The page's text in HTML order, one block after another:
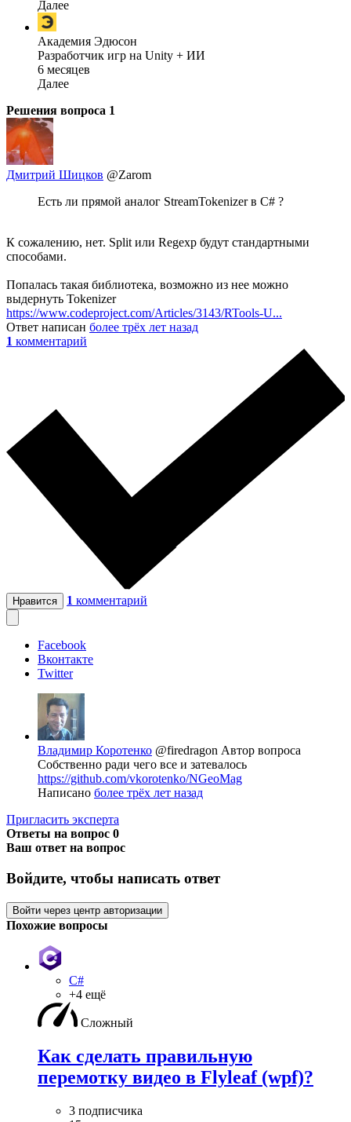
Далее
Академия Эдюсон
Разработчик игр на Unity + ИИ
6 месяцев
Далее
Решения вопроса 1
Дмитрий Шицков @Zarom
Есть ли прямой аналог StreamTokenizer в C# ?
К сожалению, нет. Split или Regexp будут стандартными
способами.
Попалась такая библиотека, возможно из нее можно
выдернуть Tokenizer
https://www.codeproject.com/Articles/3143/RTools-U...
Ответ написан более трёх лет назад
1 комментарий
Нравится 1 комментарий
Facebook
Вконтакте
Twitter
Владимир Коротенко @firedragon Автор вопроса
Собственно ради чего все и затевалось
https://github.com/vkorotenko/NGeoMag
Написано более трёх лет назад
Пригласить эксперта
Ответы на вопрос 0
Ваш ответ на вопрос
Войдите, чтобы написать ответ
Войти через центр авторизации
Похожие вопросы
C#
+4 ещё
Сложный
Как сделать правильную
перемотку видео в Flyleaf (wpf)?
3 подписчика